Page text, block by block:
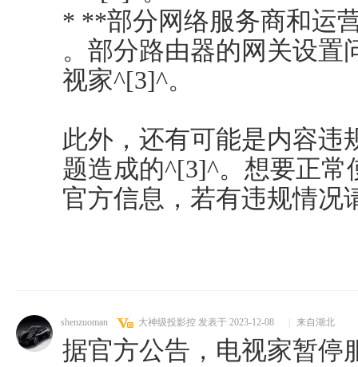
* **部分网络服务商和运
。部分路由器的网关设置
视家^[3]^。
此外，还有可能是内容违
题造成的^[3]^。想要正
官方信息，若有违规情况
shenzuoman 大神级投影控 发表于 2023-12-08 来自湖北
据官方公告，电视家暂停